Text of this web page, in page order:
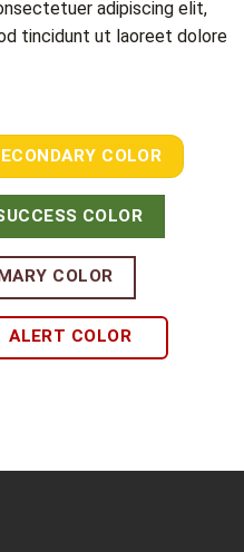
adipiscing elit,
tincidunt ut laoreet dolore
COLOR
COLOR
COLOR
ALERT COLOR